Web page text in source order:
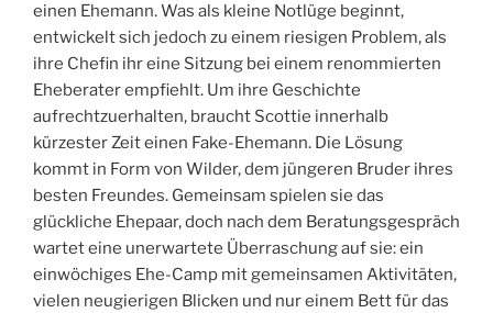
einen Ehemann. Was als kleine Notlüge beginnt,
entwickelt sich jedoch zu einem riesigen Problem, als
ihre Chefin ihr eine Sitzung bei einem renommierten
Eheberater empfiehlt. Um ihre Geschichte
aufrechtzuerhalten, braucht Scottie innerhalb
kürzester Zeit einen Fake-Ehemann. Die Lösung
kommt in Form von Wilder, dem jüngeren Bruder ihres
besten Freundes. Gemeinsam spielen sie das
glückliche Ehepaar, doch nach dem Beratungsgespräch
wartet eine unerwartete Überraschung auf sie: ein
einwöchiges Ehe-Camp mit gemeinsamen Aktivitäten,
vielen neugierigen Blicken und nur einem Bett für das